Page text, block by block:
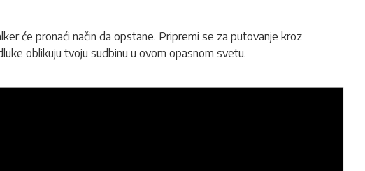
će pronaći način da opstane. Pripremi se za putovanje kroz
oblikuju tvoju sudbinu u ovom opasnom svetu.